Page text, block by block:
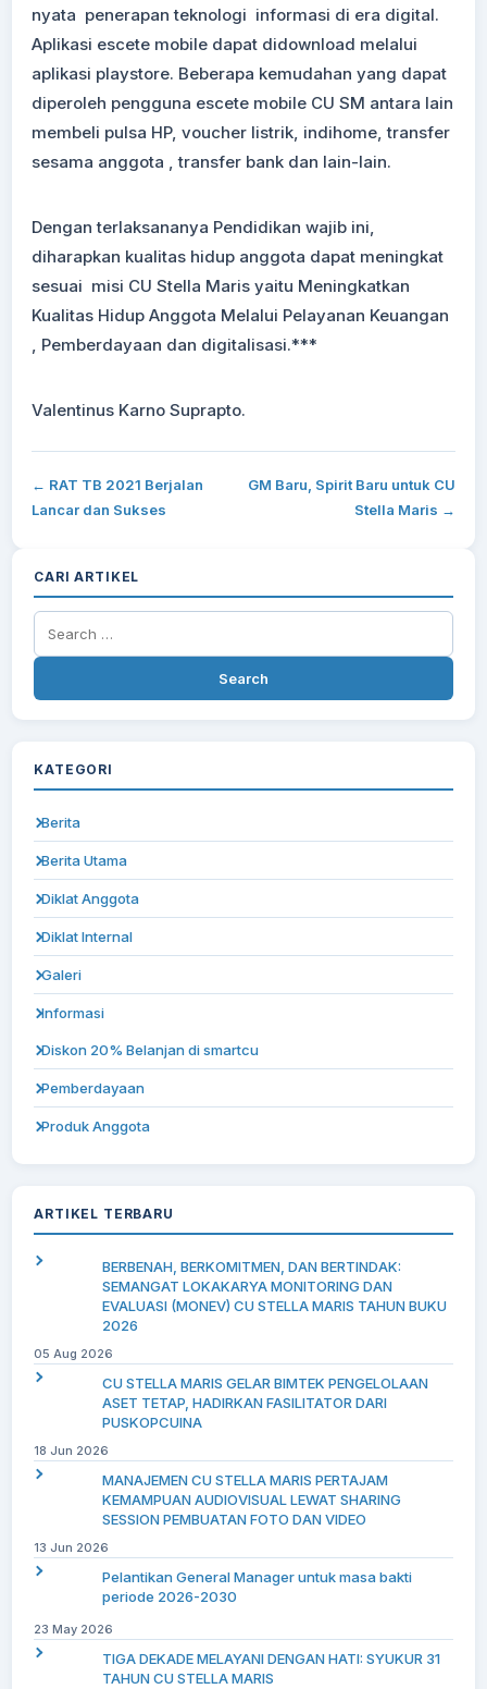
nyata penerapan teknologi informasi di era digital.
Aplikasi escete mobile dapat didownload melalui
aplikasi playstore. Beberapa kemudahan yang dapat
diperoleh pengguna escete mobile CU SM antara lain
membeli pulsa HP, voucher listrik, indihome, transfer
sesama anggota , transfer bank dan lain-lain.
Dengan terlaksananya Pendidikan wajib ini,
diharapkan kualitas hidup anggota dapat meningkat
sesuai misi CU Stella Maris yaitu Meningkatkan
Kualitas Hidup Anggota Melalui Pelayanan Keuangan
, Pemberdayaan dan digitalisasi.***
Valentinus Karno Suprapto.
← RAT TB 2021 Berjalan
Lancar dan Sukses
GM Baru, Spirit Baru untuk CU
Stella Maris →
CARI ARTIKEL
KATEGORI
Berita
Berita Utama
Diklat Anggota
Diklat Internal
Galeri
Informasi
Diskon 20% Belanjan di smartcu
Pemberdayaan
Produk Anggota
ARTIKEL TERBARU
BERBENAH, BERKOMITMEN, DAN BERTINDAK:
SEMANGAT LOKAKARYA MONITORING DAN
EVALUASI (MONEV) CU STELLA MARIS TAHUN BUKU
2026
05 Aug 2026
CU STELLA MARIS GELAR BIMTEK PENGELOLAAN
ASET TETAP, HADIRKAN FASILITATOR DARI
PUSKOPCUINA
18 Jun 2026
MANAJEMEN CU STELLA MARIS PERTAJAM
KEMAMPUAN AUDIOVISUAL LEWAT SHARING
SESSION PEMBUATAN FOTO DAN VIDEO
13 Jun 2026
Pelantikan General Manager untuk masa bakti
periode 2026-2030
23 May 2026
TIGA DEKADE MELAYANI DENGAN HATI: SYUKUR 31
TAHUN CU STELLA MARIS